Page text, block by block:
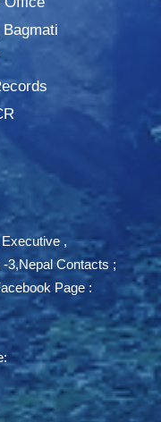
,
3,Nepal Contacts ;
Page :